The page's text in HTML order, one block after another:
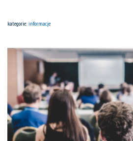
kategorie: informacje